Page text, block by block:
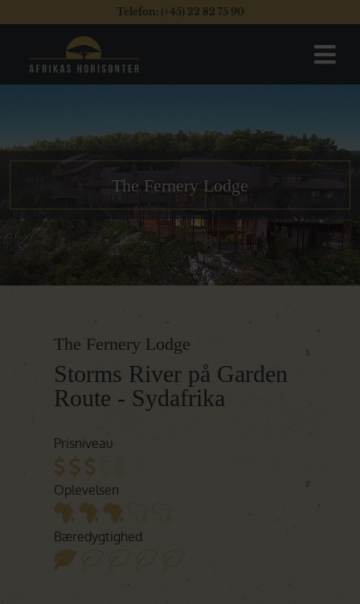
Telefon: (+45) 22 82 75 90
The Fernery Lodge
The Fernery Lodge
Storms River på Garden
Route - Sydafrika
Prisniveau
Oplevelsen
Bæredygtighed